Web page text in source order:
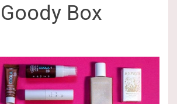
Box